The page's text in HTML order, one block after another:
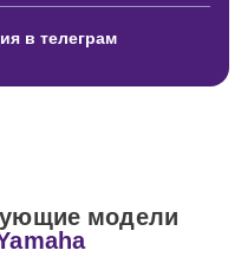
в телеграм
модели